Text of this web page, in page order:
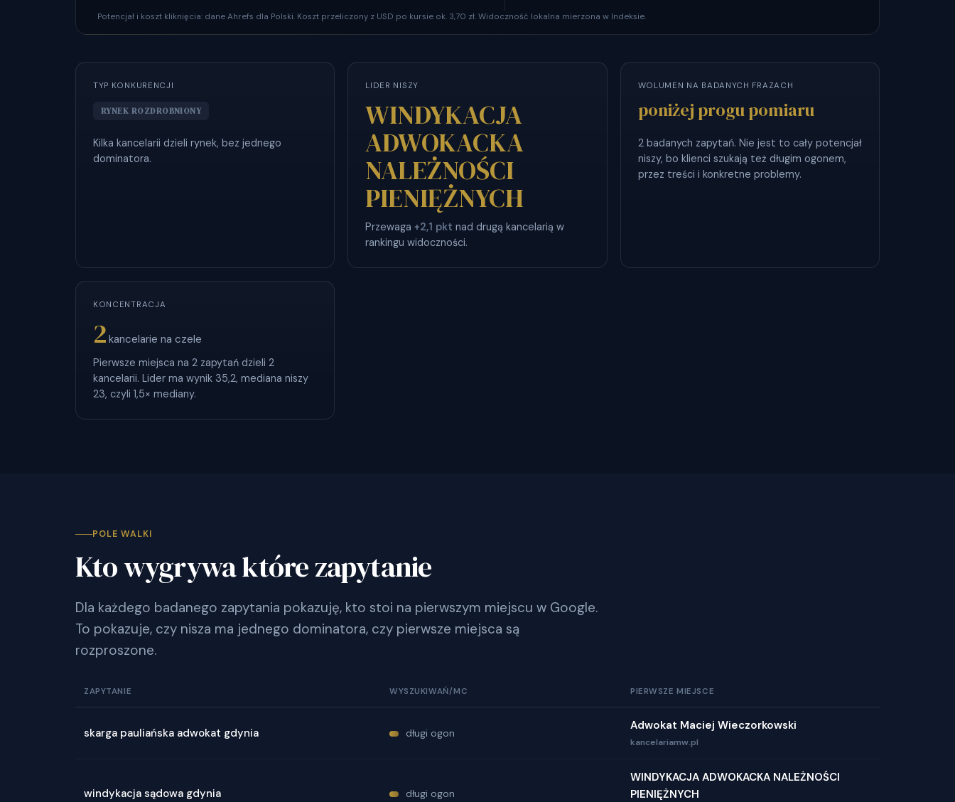
Potencjał i koszt kliknięcia: dane Ahrefs dla Polski. Koszt przeliczony z USD po kursie ok. 3,70 zł. Widoczność lokalna mierzona w Indeksie.
TYP KONKURENCJI
RYNEK ROZDROBNIONY
Kilka kancelarii dzieli rynek, bez jednego
dominatora.
LIDER NISZY
WINDYKACJA
ADWOKACKA
NALEŻNOŚCI
PIENIĘŻNYCH
Przewaga+2,1 pkt nad drugą kancelarią w
rankingu widoczności.
WOLUMEN NA BADANYCH FRAZACH
poniżej progu pomiaru
2 badanych zapytań. Nie jest to cały potencjał
niszy, bo klienci szukają też długim ogonem,
przez treści i konkretne problemy.
KONCENTRACJA
2 kancelarie na czele
Pierwsze miejsca na 2 zapytań dzieli 2
kancelarii. Lider ma wynik 35,2, mediana niszy
23, czyli 1,5× mediany.
POLE WALKI
Kto wygrywa które zapytanie
Dla każdego badanego zapytania pokazuję, kto stoi na pierwszym miejscu w Google.
To pokazuje, czy nisza ma jednego dominatora, czy pierwsze miejsca są
rozproszone.
ZAPYTANIE WYSZUKIWAŃ/MC PIERWSZE MIEJSCE
skarga pauliańska adwokat gdynia długi ogon
Adwokat Maciej Wieczorkowski
kancelariamw.pl
windykacja sądowa gdynia długi ogon
WINDYKACJA ADWOKACKA NALEŻNOŚCI
PIENIĘŻNYCH